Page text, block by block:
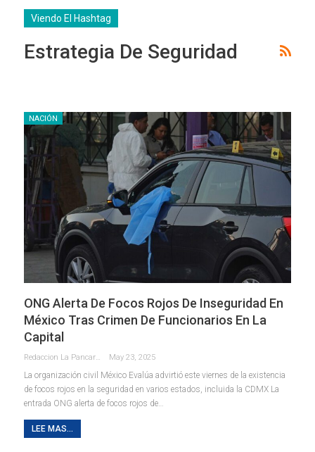
Viendo El Hashtag
Estrategia De Seguridad
NACIÓN
ONG Alerta De Focos Rojos De Inseguridad En
México Tras Crimen De Funcionarios En La
Capital
Redaccion La Pancarta De Quintana Roo May 23, 2025
La organización civil México Evalúa advirtió este viernes de la existencia
de focos rojos en la seguridad en varios estados, incluida la CDMX La
entrada ONG alerta de focos rojos de…
LEE MAS...